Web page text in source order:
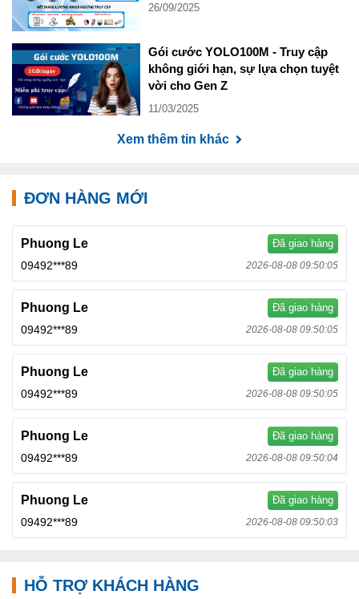
26/09/2025
Gói cước YOLO100M - Truy cập
không giới hạn, sự lựa chọn tuyệt
vời cho Gen Z
11/03/2025
Xem thêm tin khác
ĐƠN HÀNG MỚI
Phuong Le Đã giao hàng
09492***89 2026-08-08 09:50:05
Phuong Le Đã giao hàng
09492***89 2026-08-08 09:50:05
Phuong Le Đã giao hàng
09492***89 2026-08-08 09:50:05
Phuong Le Đã giao hàng
09492***89 2026-08-08 09:50:04
Phuong Le Đã giao hàng
09492***89 2026-08-08 09:50:03
HỖ TRỢ KHÁCH HÀNG